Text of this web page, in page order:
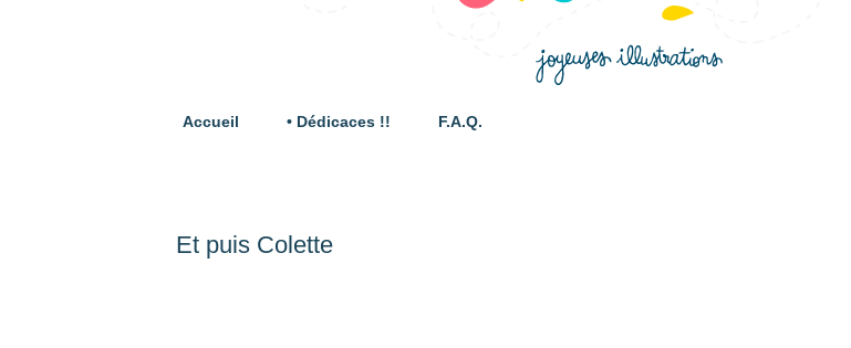
Accueil • Dédicaces !! F.A.Q.
Et puis Colette